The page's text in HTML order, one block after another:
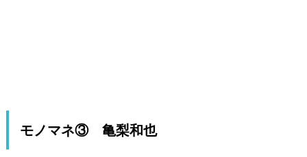
モノマネ③ 亀梨和也